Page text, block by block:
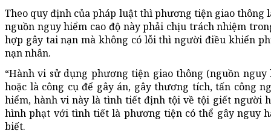
Theo quy định của pháp luật thì phương tiện giao thông
nguồn nguy hiểm cao độ này phải chịu trách nhiệm
hợp gây tai nạn mà không có lỗi thì người điều khiển
nạn nhân.
“Hành vi sử dụng phương tiện giao thông (nguồn
hoặc là công cụ để gây án, gây thương tích, tấn công
hiểm, hành vi này là tình tiết định tội về tội giết người
hình phạt với tình tiết là phương tiện có thể gây nguy
biết.